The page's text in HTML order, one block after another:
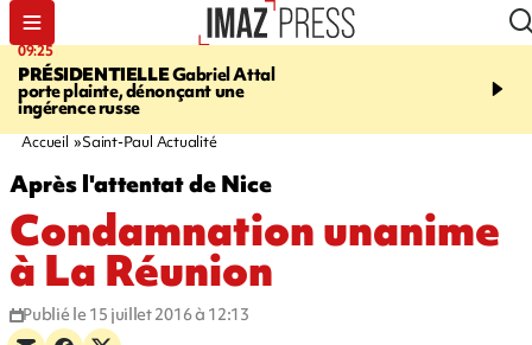
09:25
PRÉSIDENTIELLEGabriel Attal
porte plainte, dénonçant une
ingérence russe
11:43
accident après le virage
Accueil Saint-Paul Actualité
Après l'attentat de Nice
Condamnation unanime
à La Réunion
Publié le 15 juillet 2016 à 12:13